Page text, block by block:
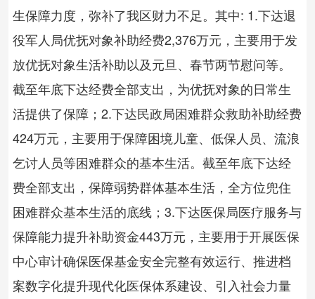
生保障力度，弥补了我区财力不足。其中: 1.下达退
役军人局优抚对象补助经费2,376万元，主要用于发
放优抚对象生活补助以及元旦、春节两节慰问等。
截至年底下达经费全部支出，为优抚对象的日常生
活提供了保障；2.下达民政局困难群众救助补助经费
424万元，主要用于保障困境儿童、低保人员、流浪
乞讨人员等困难群众的基本生活。截至年底下达经
费全部支出，保障弱势群体基本生活，全方位兜住
困难群众基本生活的底线；3.下达医保局医疗服务与
保障能力提升补助资金443万元，主要用于开展医保
中心审计确保医保基金安全完整有效运行、推进档
案数字化提升现代化医保体系建设、引入社会力量